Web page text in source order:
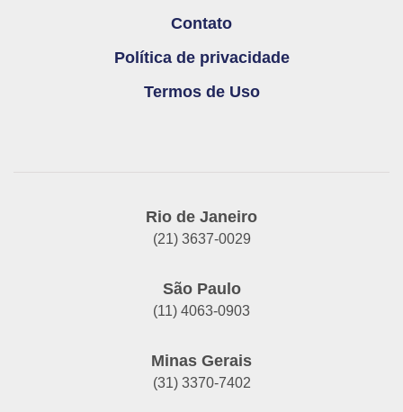
Contato
Política de privacidade
Termos de Uso
Rio de Janeiro
(21) 3637-0029
São Paulo
(11) 4063-0903
Minas Gerais
(31) 3370-7402